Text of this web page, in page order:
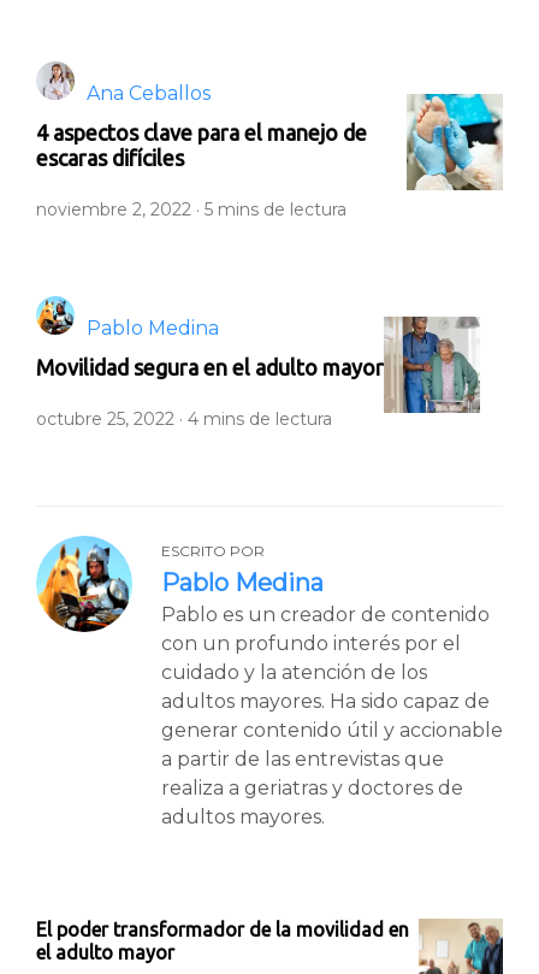
Ana Ceballos
4 aspectos clave para el manejo de
escaras difíciles
noviembre 2, 2022 · 5 mins de lectura
Pablo Medina
Movilidad segura en el adulto mayor
octubre 25, 2022 · 4 mins de lectura
ESCRITO POR
Pablo Medina
Pablo es un creador de contenido
con un profundo interés por el
cuidado y la atención de los
adultos mayores. Ha sido capaz de
generar contenido útil y accionable
a partir de las entrevistas que
realiza a geriatras y doctores de
adultos mayores.
El poder transformador de la movilidad en
el adulto mayor